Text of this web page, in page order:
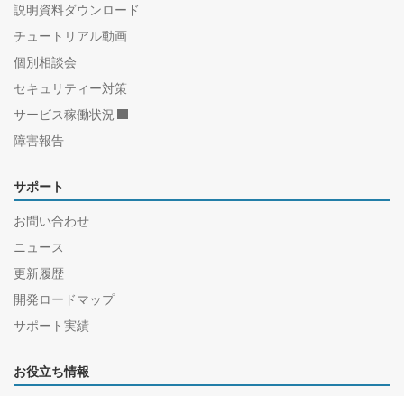
説明資料ダウンロード
チュートリアル動画
個別相談会
セキュリティー対策
サービス稼働状況
障害報告
サポート
お問い合わせ
ニュース
更新履歴
開発ロードマップ
サポート実績
お役立ち情報